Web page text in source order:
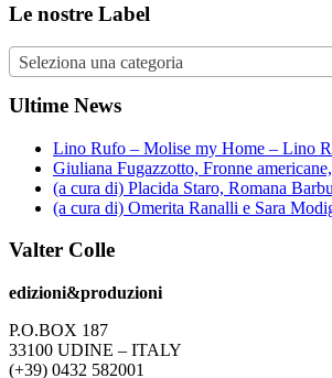
Le nostre Label
Seleziona una categoria
Ultime News
Lino Rufo – Molise my Home – Lino
Giuliana Fugazzotto, Fronne
(a cura di) Placida Staro, Romana
(a cura di) Omerita Ranalli e Sara
Valter Colle
edizioni&produzioni
P.O.BOX 187
33100 UDINE – ITALY
(+39) 0432 582001